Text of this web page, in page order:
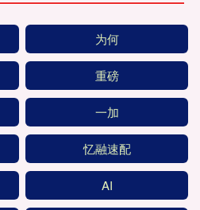
为何
重磅
一加
忆融速配
AI